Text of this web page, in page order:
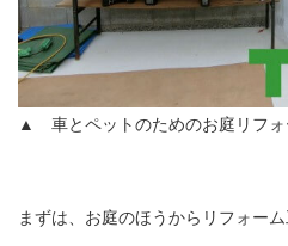
▲ 車とペットのためのお庭リフ
まずは、お庭のほうからリフォーム